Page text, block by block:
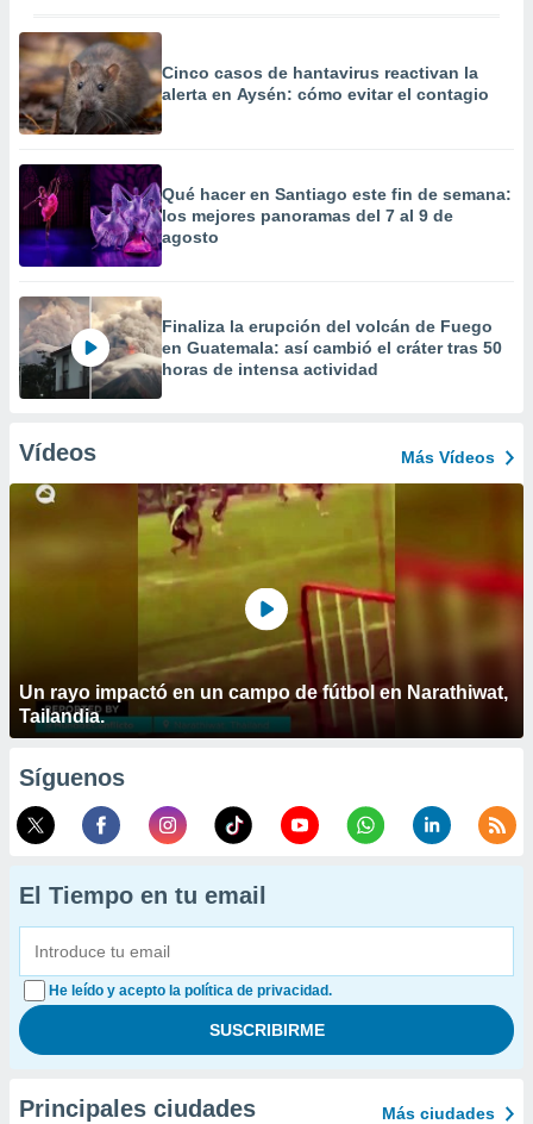
Cinco casos de hantavirus reactivan la
alerta en Aysén: cómo evitar el contagio
Qué hacer en Santiago este fin de semana:
los mejores panoramas del 7 al 9 de
agosto
Finaliza la erupción del volcán de Fuego
en Guatemala: así cambió el cráter tras 50
horas de intensa actividad
Vídeos Más Vídeos
Un rayo impactó en un campo de fútbol en Narathiwat,
Tailandia.
Síguenos
El Tiempo en tu email
He leído y acepto la política de privacidad.
Principales ciudades Más ciudades